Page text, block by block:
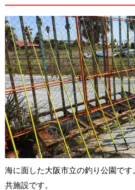
海に面した大阪市立の釣り公園で
共施設です。